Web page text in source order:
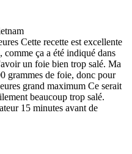
Cette recette est excellente
comme ça a été indiqué dans
un foie bien trop salé. Ma
grammes de foie, donc pour
grand maximum Ce serait
beaucoup trop salé.
15 minutes avant de